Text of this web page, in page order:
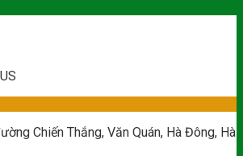
Chiến Thắng, Văn Quán, Hà Đông, Hà